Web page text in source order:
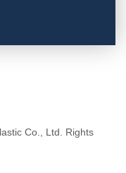
Co., Ltd. Rights